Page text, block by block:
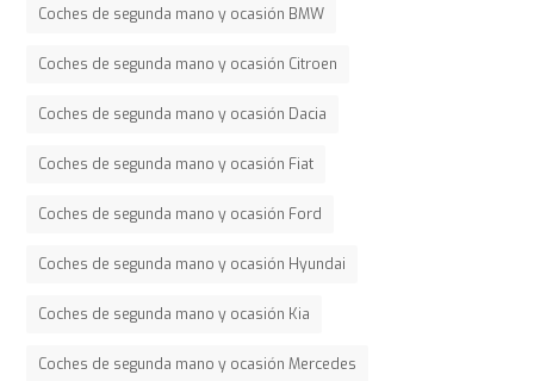
Coches de segunda mano y ocasión BMW
Coches de segunda mano y ocasión Citroen
Coches de segunda mano y ocasión Dacia
Coches de segunda mano y ocasión Fiat
Coches de segunda mano y ocasión Ford
Coches de segunda mano y ocasión Hyundai
Coches de segunda mano y ocasión Kia
Coches de segunda mano y ocasión Mercedes